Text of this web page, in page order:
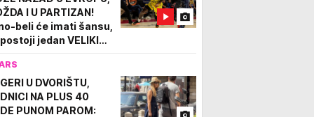
I U PARTIZAN!
beli će imati šansu,
jedan VELIKI
U DVORIŠTU,
NA PLUS 40
PUNOM PAROM: